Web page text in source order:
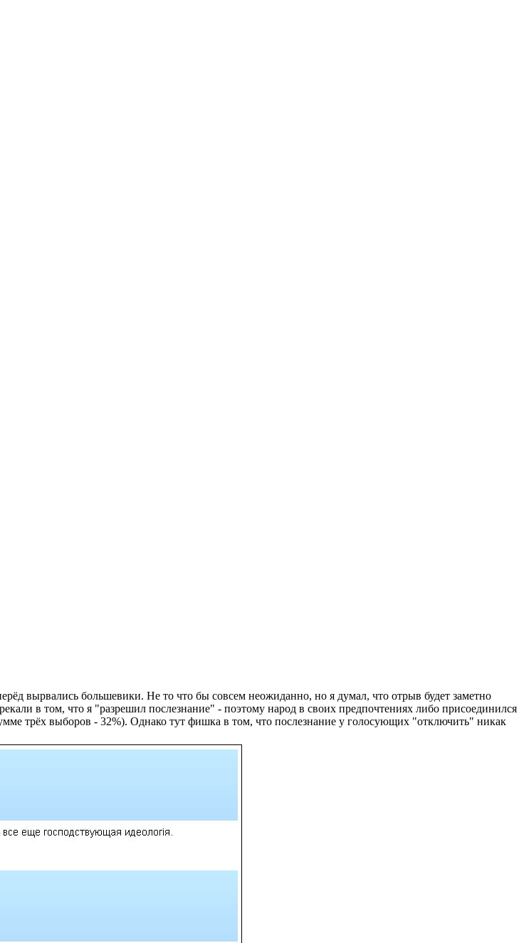
вырвались большевики. Не то что бы совсем неожиданно, но я думал, что отрыв будет заметно
в том, что я "разрешил послезнание" - поэтому народ в своих предпочтениях либо присоединился
трёх выборов - 32%). Однако тут фишка в том, что послезнание у голосующих "отключить" никак